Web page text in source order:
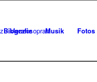
Biografie Musik Fotos